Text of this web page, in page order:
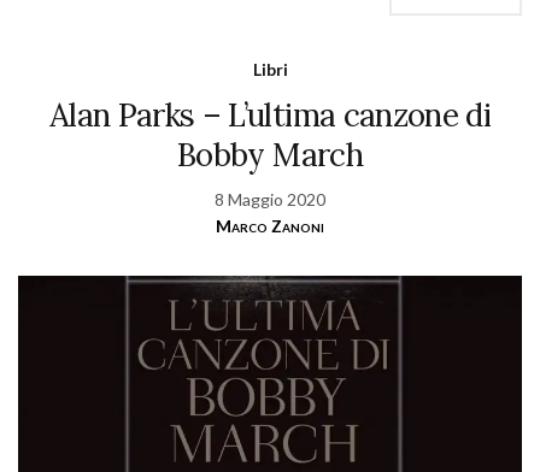
Libri
Alan Parks – L’ultima canzone di
Bobby March
8 Maggio 2020
Marco Zanoni